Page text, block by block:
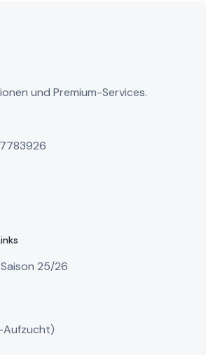
und Premium-Services.
25/26
Aufzucht)